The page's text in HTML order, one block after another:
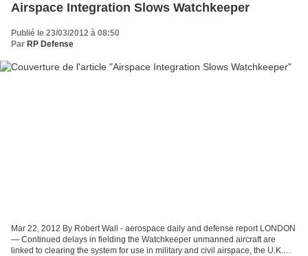
Airspace Integration Slows Watchkeeper
Publié le 23/03/2012 à 08:50
Par RP Defense
Mar 22, 2012 By Robert Wall - aerospace daily and defense report LONDON
— Continued delays in fielding the Watchkeeper unmanned aircraft are
linked to clearing the system for use in military and civil airspace, the U.K.